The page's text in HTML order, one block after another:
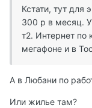
Кстати, тут для
300 р в месяц.
т2. Интернет по
мегафоне и в
А в Любани по
Или жилье там?